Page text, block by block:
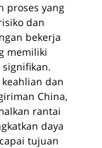
proses yang
dan
bekerja
memiliki
dan
China,
rantai
daya
tujuan